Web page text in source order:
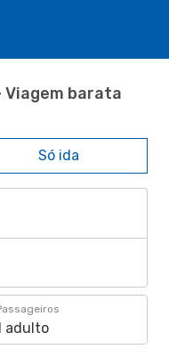
barata
Só ida
adulto